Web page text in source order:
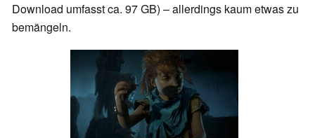
Download umfasst ca. 97 GB) – allerdings kaum etwas zu
bemängeln.